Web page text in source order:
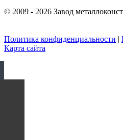
© 2009 - 2026 Завод
Политика конфиденциальности |
Карта сайта